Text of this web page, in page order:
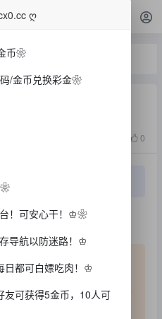
菜
合作了
了
0
谐交流，互相尊重！
ღ
币❀
/金币兑换彩金❀
❀
！可安心干！♔❀
导航以防迷路！♔
日都可白嫖吃肉！♔
可获得5金币，10人可